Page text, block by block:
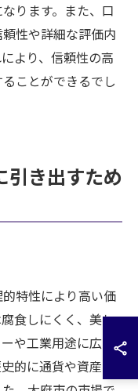
ります。また、口
性や詳細な評価内
より、信頼性の高
ことができるでし
引き出すため
特性により高い価
食しにくく、美し
や工業用途に広く
的に通貨や資産の